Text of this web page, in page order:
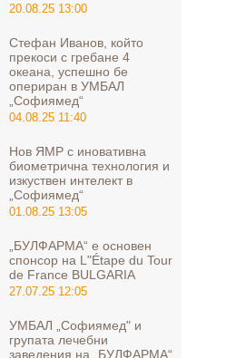
20.08.25 13:00
Стефан Иванов, който
прекоси с гребане 4
океана, успешно бе
опериран в УМБАЛ
„Софиямед“
04.08.25 11:40
Нов ЯМР с иновативна
биометрична технология и
изкуствен интелект в
„Софиямед“
01.08.25 13:05
„БУЛФАРМА“ е основен
спонсор на L"Étape du Tour
de France BULGARIA
27.07.25 12:05
УМБАЛ „Софиямед" и
групата лечебни
заведения на „БУЛФАРМА“